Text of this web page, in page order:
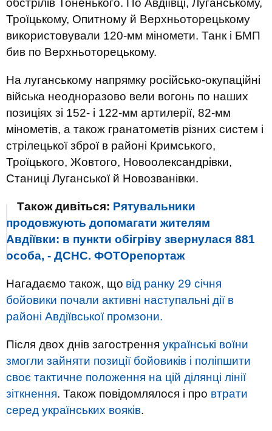
обстрілів Тоненького. По Авдіївці, Луганському,
Троїцькому, Опитному й Верхньоторецькому
використовували 120-мм міномети. Танк і БМП
бив по Верхньоторецькому.
На луганському напрямку російсько-окупаційні
війська неодноразово вели вогонь по наших
позиціях зі 152- і 122-мм артилерії, 82-мм
мінометів, а також гранатометів різних систем і
стрілецької зброї в районі Кримського,
Троїцького, Жовтого, Новоолександрівки,
Станиці Луганської й Новозванівки.
Також дивіться: Рятувальники
продовжують допомагати жителям
Авдіївки: в пункти обігріву звернулася 881
особа, - ДСНС. ФОТОрепортаж
Нагадаємо також, що від ранку 29 січня
бойовики почали активні наступальні дії в
районі Авдіївської промзони.
Після двох днів загострення українські воїни
змогли зайняти позиції бойовиків і поліпшити
своє тактичне положення на цій ділянці лінії
зіткнення. Також повідомлялося і про втрати
серед українських вояків.